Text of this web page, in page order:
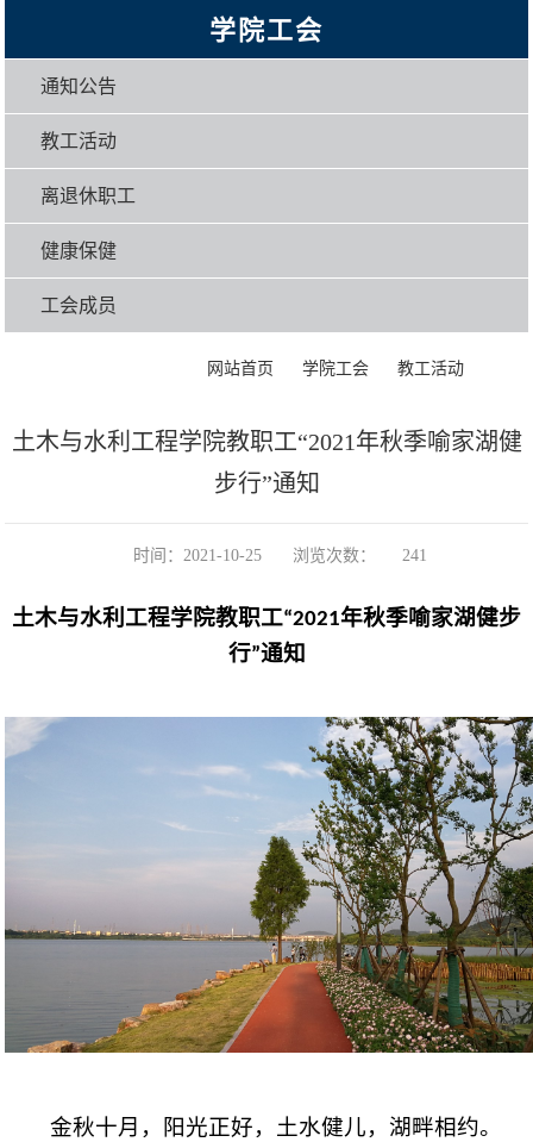
学院工会
通知公告
教工活动
离退休职工
健康保健
工会成员
网站首页 学院工会 教工活动
土木与水利工程学院教职工“2021年秋季喻家湖健
步行”通知
时间：2021-10-25 浏览次数： 241
土木与水利工程学院教职工“2021年秋季喻家湖健步
行”通知
金秋十月，阳光正好，土水健儿，湖畔相约。